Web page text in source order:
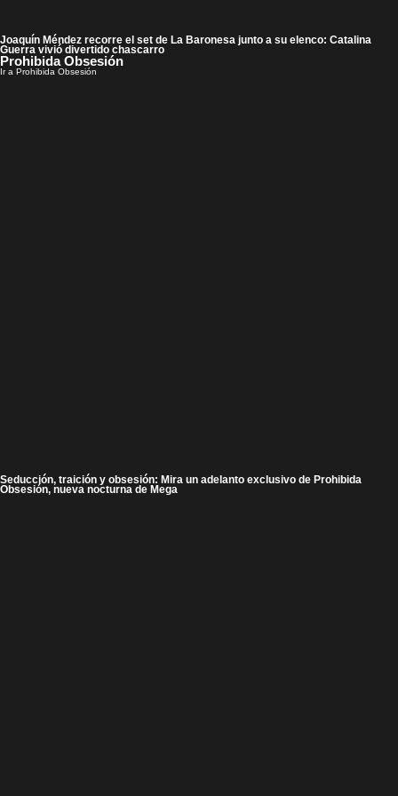
Joaquín Méndez recorre el set de La Baronesa junto a su elenco: Catalina
Guerra vivió divertido chascarro
Prohibida Obsesión
Ir a Prohibida Obsesión
Seducción, traición y obsesión: Mira un adelanto exclusivo de Prohibida
Obsesión, nueva nocturna de Mega